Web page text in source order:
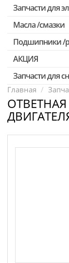
Запчасти для
Двигатели,
Патроны для
Выключатели,
Запчасти
Запчасти
Запчасти для
Конденсаторы
Якоря,
Масла /смазки
Подшипники /
АКЦИЯ
Скидка 50%
Запчасти для
Главная